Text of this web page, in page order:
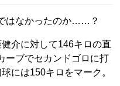
はなかったのか……？
介に対して146キロの直
ーブでセカンドゴロに打
には150キロをマーク。